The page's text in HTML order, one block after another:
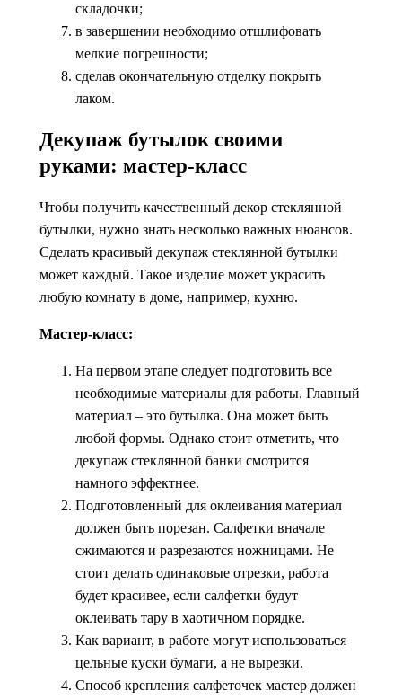
складочки;
в завершении необходимо отшлифовать
мелкие погрешности;
сделав окончательную отделку покрыть
лаком.
Декупаж бутылок своими
руками: мастер-класс
Чтобы получить качественный декор стеклянной
бутылки, нужно знать несколько важных нюансов.
Сделать красивый декупаж стеклянной бутылки
может каждый. Такое изделие может украсить
любую комнату в доме, например, кухню.
Мастер-класс:
На первом этапе следует подготовить все
необходимые материалы для работы. Главный
материал – это бутылка. Она может быть
любой формы. Однако стоит отметить, что
декупаж стеклянной банки смотрится
намного эффектнее.
Подготовленный для оклеивания материал
должен быть порезан. Салфетки вначале
сжимаются и разрезаются ножницами. Не
стоит делать одинаковые отрезки, работа
будет красивее, если салфетки будут
оклеивать тару в хаотичном порядке.
Как вариант, в работе могут использоваться
цельные куски бумаги, а не вырезки.
Способ крепления салфеточек мастер должен